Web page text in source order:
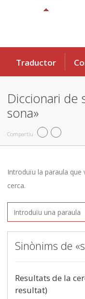
Traductor
Diccionari de
sona»
Compartiu
Introduïu la paraula que
cerca.
Sinònims de
Resultats de la
resultat)